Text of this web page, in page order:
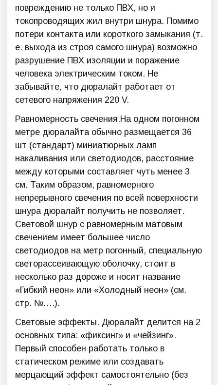
повреждению не только ПВХ, но и
токопроводящих жил внутри шнура. Помимо
потери контакта или короткого замыкания (т.
е. выхода из строя самого шнура) возможно
разрушение ПВХ изоляции и поражение
человека электрическим током. Не
забывайте, что дюралайт работает от
сетевого напряжения 220 V.
Равномерность свечения.На одном погонном
метре дюралайта обычно размещается 36
шт (стандарт) миниатюрных ламп
накаливания или светодиодов, расстояние
между которыми составляет чуть менее 3
см. Таким образом, равномерного
непрерывного свечения по всей поверхности
шнура дюралайт получить не позволяет.
Световой шнур с равномерным матовым
свечением имеет большее число
светодиодов на метр погонный, специальную
светорассеивающую оболочку, стоит в
несколько раз дороже и носит название
«Гибкий неон» или «Холодный неон» (см.
стр. №….).
Световые эффекты. Дюралайт делится на 2
основных типа: «фиксинг» и «чейзинг».
Первый способен работать только в
статическом режиме или создавать
мерцающий эффект самостоятельно (без